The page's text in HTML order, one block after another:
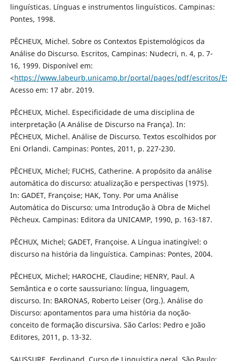
linguísticas. Línguas e instrumentos linguísticos. Campinas:
Pontes, 1998.
PÊCHEUX, Michel. Sobre os Contextos Epistemológicos da
Análise do Discurso. Escritos, Campinas: Nudecri, n. 4, p. 7-
16, 1999. Disponível em:
<https://www.labeurb.unicamp.br/portal/pages/pdf/escritos/
Acesso em: 17 abr. 2019.
PÊCHEUX, Michel. Especificidade de uma disciplina de
interpretação (A Análise de Discurso na França). In:
PÊCHEUX, Michel. Análise de Discurso. Textos escolhidos por
Eni Orlandi. Campinas: Pontes, 2011, p. 227-230.
PÊCHEUX, Michel; FUCHS, Catherine. A propósito da análise
automática do discurso: atualização e perspectivas (1975).
In: GADET, Françoise; HAK, Tony. Por uma Análise
Automática do Discurso: uma Introdução à Obra de Michel
Pêcheux. Campinas: Editora da UNICAMP, 1990, p. 163-187.
PÊCHUX, Michel; GADET, Françoise. A Língua inatingível: o
discurso na história da linguística. Campinas: Pontes, 2004.
PÊCHEUX, Michel; HAROCHE, Claudine; HENRY, Paul. A
Semântica e o corte saussuriano: língua, linguagem,
discurso. In: BARONAS, Roberto Leiser (Org.). Análise do
Discurso: apontamentos para uma história da noção-
conceito de formação discursiva. São Carlos: Pedro e João
Editores, 2011, p. 13-32.